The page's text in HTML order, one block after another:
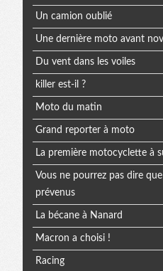
Un camion oublié
Une dernière moto avant
Du vent dans les voiles
killer est-il ?
Moto du matin
Grand reporter à moto
La première motocyclette à
Vous ne pourrez pas dire
prévenus
La bécane à Nanard
Macron a choisi !
Racing